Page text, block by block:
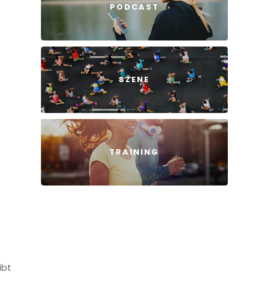
PODCAST
SZENE
TRAINING